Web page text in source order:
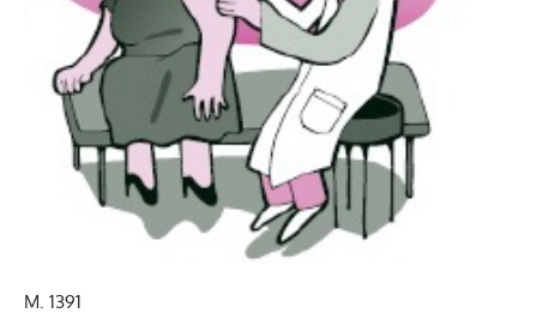
M. 1391